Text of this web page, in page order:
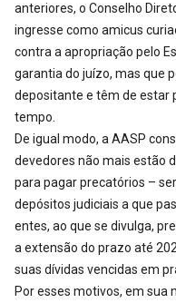
anteriores, o Conselho
ingresse como amicus
contra a apropriação pelo
garantia do juízo, mas que
depositante e têm de estar
tempo.
De igual modo, a AASP
devedores não mais estão
para pagar precatórios –
depósitos judiciais a que
entes, ao que se divulga,
a extensão do prazo até
suas dívidas vencidas em
Por esses motivos, em sua